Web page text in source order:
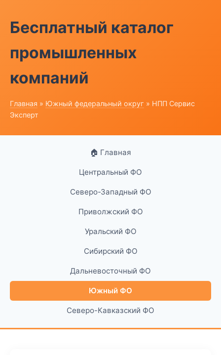
Бесплатный каталог
промышленных
компаний
Главная » Южный федеральный округ » НПП Сервис
Эксперт
🏠 Главная
Центральный ФО
Северо-Западный ФО
Приволжский ФО
Уральский ФО
Сибирский ФО
Дальневосточный ФО
Южный ФО
Северо-Кавказский ФО